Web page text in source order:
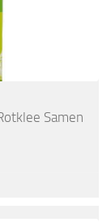
Samen